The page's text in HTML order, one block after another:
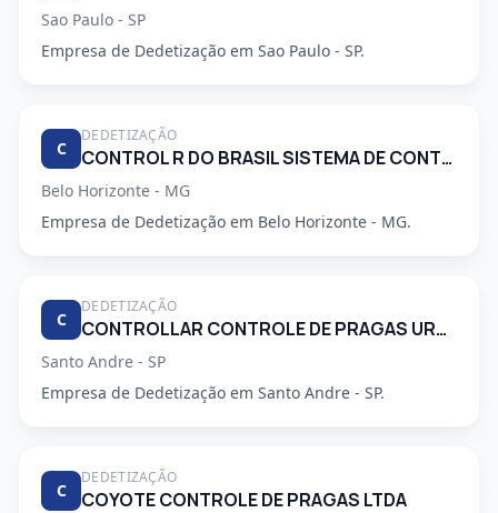
Sao Paulo - SP
Empresa de Dedetização em Sao Paulo - SP.
C
DEDETIZAÇÃO
CONTROL R DO BRASIL SISTEMA DE CONTROLE AMBIENTAL LTDA
Belo Horizonte - MG
Empresa de Dedetização em Belo Horizonte - MG.
C
DEDETIZAÇÃO
CONTROLLAR CONTROLE DE PRAGAS URBANAS
Santo Andre - SP
Empresa de Dedetização em Santo Andre - SP.
C
DEDETIZAÇÃO
COYOTE CONTROLE DE PRAGAS LTDA